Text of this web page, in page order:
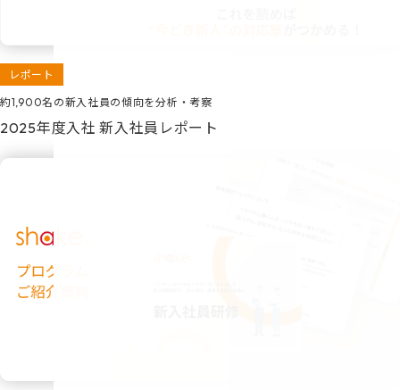
レポート
約1,900名の新入社員の傾向を分析・考察
2025年度入社 新入社員レポート